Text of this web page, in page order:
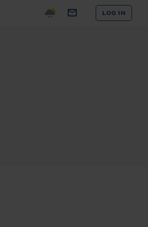
LOG IN